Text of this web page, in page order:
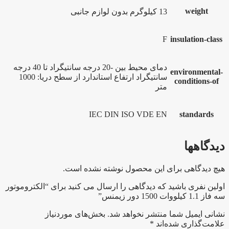
weight 13 کیلوگرم بدون لوازم جانبی
insulation-class
F
environmental-
conditions-of
دمای محیط بین -20 درجه سانتیگراد تا 40 درجه
سانتیگراد ارتفاع استاندارد از سطح دریا: 1000
متر
standards
IEC DIN ISO VDE EN
دیدگاهها
هیچ دیدگاهی برای این محصول نوشته نشده است.
اولین نفری باشید که دیدگاهی را ارسال می کنید برای “الکتروموتور
سه فاز 1.1 کیلووات 1500 دور زیمنس”
نشانی ایمیل شما منتشر نخواهد شد. بخش‌های موردنیاز
علامت‌گذاری شده‌اند *